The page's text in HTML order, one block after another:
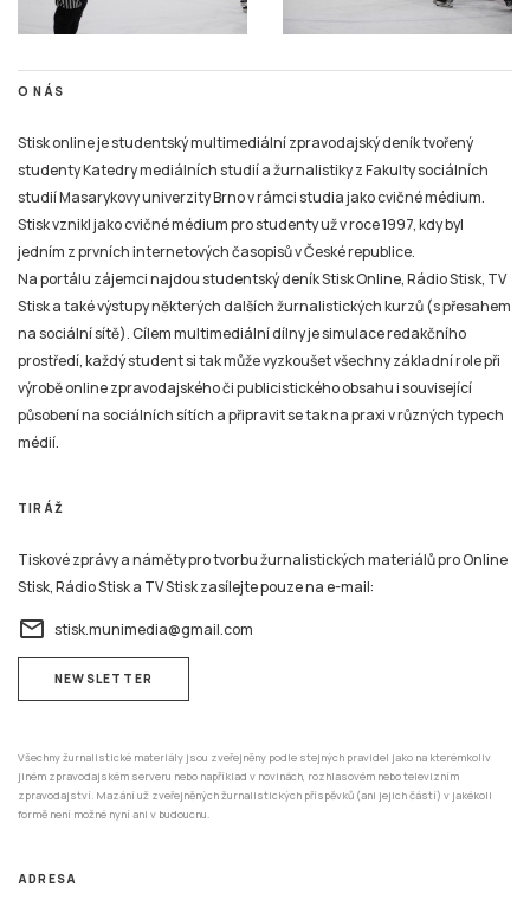
O NÁS
Stisk online je studentský multimediální zpravodajský deník tvořený
studenty Katedry mediálních studií a žurnalistiky z Fakulty sociálních
studií Masarykovy univerzity Brno v rámci studia jako cvičné médium.
Stisk vznikl jako cvičné médium pro studenty už v roce 1997, kdy byl
jedním z prvních internetových časopisů v České republice.
Na portálu zájemci najdou studentský deník Stisk Online, Rádio Stisk, TV
Stisk a také výstupy některých dalších žurnalistických kurzů (s přesahem
na sociální sítě). Cílem multimediální dílny je simulace redakčního
prostředí, každý student si tak může vyzkoušet všechny základní role při
výrobě online zpravodajského či publicistického obsahu i související
působení na sociálních sítích a připravit se tak na praxi v různých typech
médií.
TIRÁŽ
Tiskové zprávy a náměty pro tvorbu žurnalistických materiálů pro Online
Stisk, Rádio Stisk a TV Stisk zasílejte pouze na e-mail:
email stisk.munimedia@gmail.com
NEWSLETTER
Všechny žurnalistické materiály jsou zveřejněny podle stejných pravidel jako na kterémkoliv
jiném zpravodajském serveru nebo například v novinách, rozhlasovém nebo televizním
zpravodajství. Mazání už zveřejněných žurnalistických příspěvků (ani jejich částí) v jakékoli
formě není možné nyní ani v budoucnu.
ADRESA